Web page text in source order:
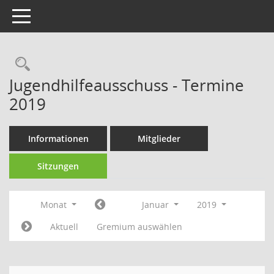
Toggle navigation
Rechercheauswahl
Jugendhilfeausschuss - Termine
2019
Informationen Mitglieder
Sitzungen
Monat Januar
2019
Aktuell
Gremium auswählen